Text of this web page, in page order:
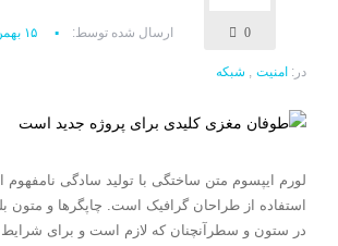
0 ارسال شده توسط: ۱۵ بهمن, ۱۳۹۴
در: امنیت , شبکه
لورم ایپسوم متن ساختگی با تولید سادگی
استفاده از طراحان گرافیک است. چاپگرها و متون
در ستون و سطرآنچنان که لازم است و برای شرایط